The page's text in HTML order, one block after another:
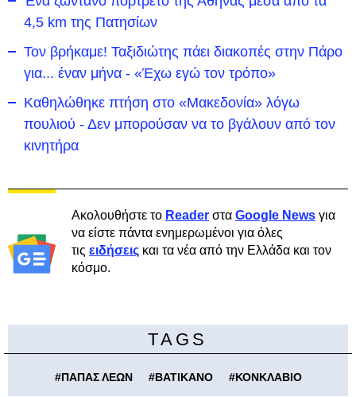
4,5 km της Πατησίων
Τον βρήκαμε! Ταξιδιώτης πάει διακοπές στην Πάρο
για... έναν μήνα - «Έχω εγώ τον τρόπο»
Καθηλώθηκε πτήση στο «Μακεδονία» λόγω
πουλιού - Δεν μπορούσαν να το βγάλουν από τον
κινητήρα
Ακολουθήστε το Reader στα Google News για
να είστε πάντα ενημερωμένοι για όλες
τις ειδήσεις και τα νέα από την Ελλάδα και τον
κόσμο.
TAGS
#ΠΑΠΑΣ ΛΕΩΝ #ΒΑΤΙΚΑΝΟ #ΚΟΝΚΛΑΒΙΟ